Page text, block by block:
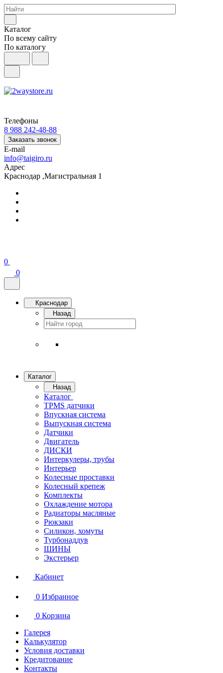
Каталог
По всему сайту
По каталогу
Телефоны
8 988 242-48-88
Заказать звонок
E-mail
info@taigiro.ru
Адрес
Краснодар ,Магистральная 1
0
0
Краснодар
Назад
Каталог
Назад
Каталог
TPMS датчики
Впускная система
Выпускная система
Датчики
Двигатель
ДИСКИ
Интеркулеры, трубы
Интерьер
Колесные проставки
Колесный крепеж
Комплекты
Охлаждение мотора
Радиаторы масляные
Рюкзаки
Силикон, хомуты
Турбонаддув
ШИНЫ
Экстерьер
Кабинет
0 Избранное
0 Корзина
Галерея
Калькулятор
Условия доставки
Кредитование
Контакты